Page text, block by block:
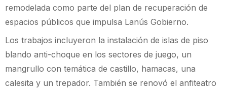
remodelada como parte del plan de recuperación de
espacios públicos que impulsa Lanús Gobierno.
Los trabajos incluyeron la instalación de islas de piso
blando anti-choque en los sectores de juego, un
mangrullo con temática de castillo, hamacas, una
calesita y un trepador. También se renovó el anfiteatro